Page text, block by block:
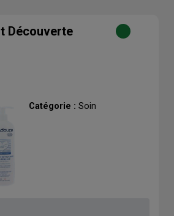
Découverte
Catégorie : Soin